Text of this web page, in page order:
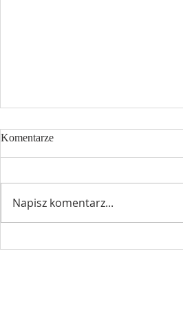
Komentarze
Napisz komentarz...